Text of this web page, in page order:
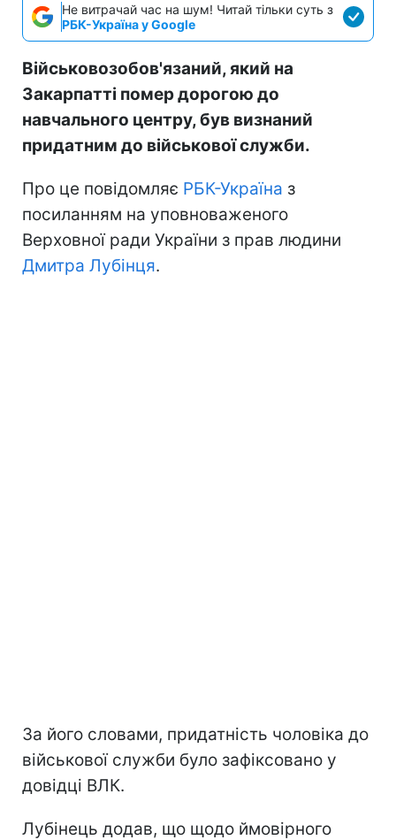
Не витрачай час на шум! Читай тільки суть з
РБК-Україна у Google
Військовозобов'язаний, який на
Закарпатті помер дорогою до
навчального центру, був визнаний
придатним до військової служби.
Про це повідомляє РБК-Україна з
посиланням на уповноваженого
Верховної ради України з прав людини
Дмитра Лубінця.
За його словами, придатність чоловіка до
військової служби було зафіксовано у
довідці ВЛК.
Лубінець додав, що щодо ймовірного